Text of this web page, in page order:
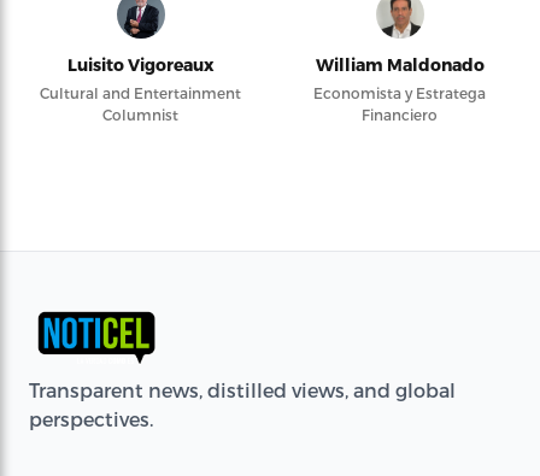
Luisito Vigoreaux
Cultural and Entertainment
Columnist
William Maldonado
Economista y Estratega
Financiero
Transparent news, distilled views, and global
perspectives.